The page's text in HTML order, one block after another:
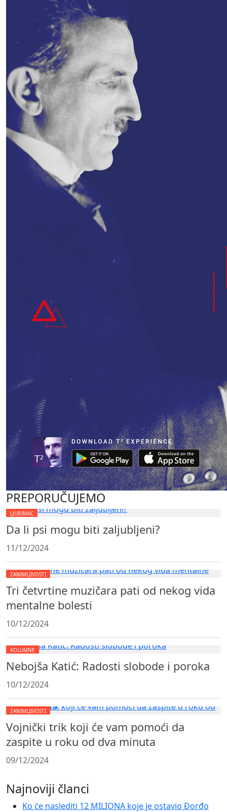
PREPORUČUJEMO
LJUBIMAC
Da li psi mogu biti zaljubljeni?
11/12/2024
ZANIMLJIVOSTI
Tri četvrtine muzičara pati od nekog vida
mentalne bolesti
10/12/2024
KOLUMNE
Nebojša Katić: Radosti slobode i poroka
10/12/2024
ZANIMLJIVOSTI
Vojnički trik koji će vam pomoći da
zaspite u roku od dva minuta
09/12/2024
Najnoviji članci
Ko će naslediti 12 MILIONA koje je ostavio Đorđo